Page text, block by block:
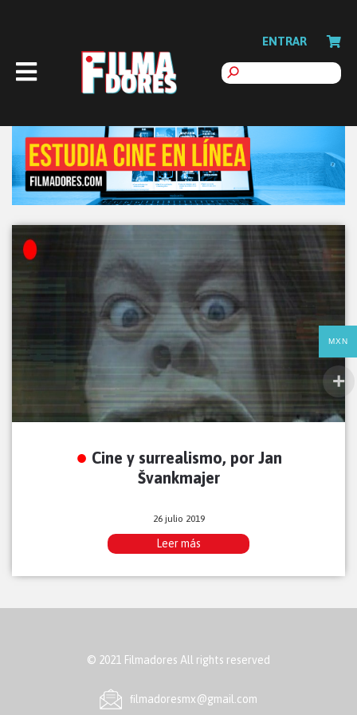
ENTRAR
Cine y surrealismo, por Jan
Švankmajer
26 julio 2019
Leer más
© 2021 Filmadores All rights reserved
ﬁlmadoresmx@gmail.com
MXN